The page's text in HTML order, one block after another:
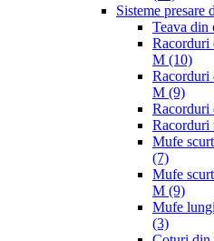
Sisteme
Teava din
Racorduri
M (10)
Racorduri
M (9)
Racorduri
Racorduri
Mufe
(7)
Mufe
M (9)
Mufe
(3)